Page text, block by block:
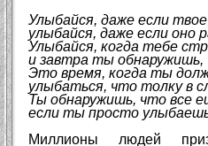
Улыбайся, даже если
улыбайся, даже если оно
Улыбайся, когда тебе
и завтра ты
Это время, когда ты
улыбаться, что толку в
Ты обнаружишь, что все
если ты просто
Миллионы людей